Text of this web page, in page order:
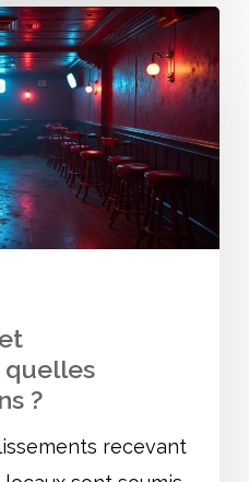
quelles
?
recevant